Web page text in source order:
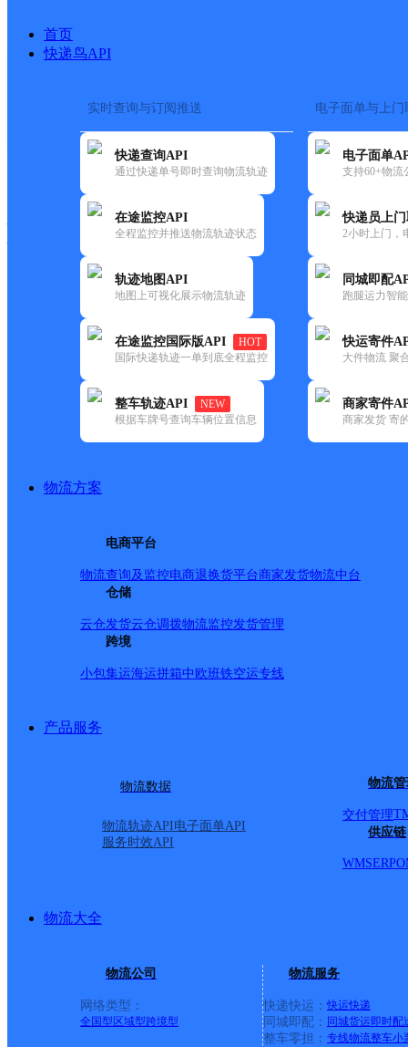
首页
快递鸟API
实时查询与订阅推送
快递查询API
通过快递单号即时查询物流轨迹
在途监控API
全程监控并推送物流轨迹状态
轨迹地图API
地图上可视化展示物流轨迹
在途监控国际版API
HOT
国际快递轨迹一单到底全程监控
整车轨迹API
NEW
根据车牌号查询车辆位置信息
电子面单与上门
电子面单
支持60+物流
快递员上
2小时上门，
同城即配
跑腿运力智
快运寄件
大件物流 聚
商家寄件
商家发货 寄
物流方案
电商平台
物流查询及监控电商退换货平台商家发货物流中台
仓储
云仓发货云仓调拨物流监控发货管理
跨境
小包集运海运拼箱中欧班铁空运专线
产品服务
物流数据
物流轨迹API电子面单API
服务时效API
物流
交付管理
供应链
WMSERP
物流大全
物流公司
网络类型：
全国型 区域型跨境型
物流服务
快递快运： 快运快递
同城即配： 同城货运即时配
整车零担： 专线物流整车小
快运大全 快递时效
优速
泉州晋江西滨分部
更新时间：2022-07-12 00:00:00
所属快递：优速快递
所属区域：福建省-泉州市-晋江市
网点地址：福建泉州市晋江市鞋都路951号
网点负责人：